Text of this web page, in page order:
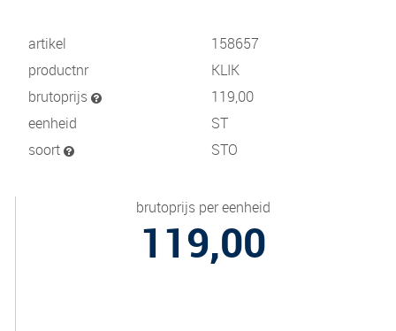
artikel
158657
productnr
KLIK
brutoprijs
119,00
eenheid
ST
soort
STO
brutoprijs per eenheid
119,00